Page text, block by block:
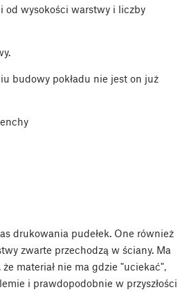
od wysokości warstwy i liczby
budowy pokładu nie jest on już
drukowania pudełek. One również
zwarte przechodzą w ściany. Ma
materiał nie ma gdzie "uciekać",
i prawdopodobnie w przyszłości